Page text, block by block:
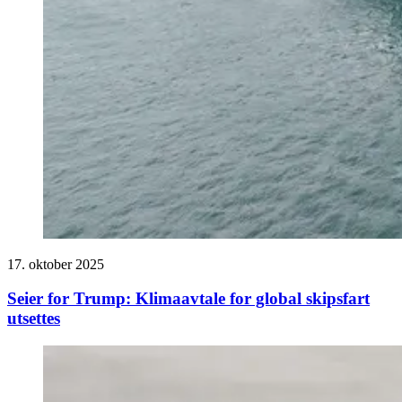
17. oktober 2025
Seier for Trump: Klimaavtale for global skipsfart
utsettes